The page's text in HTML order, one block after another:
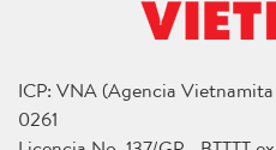
ICP: VNA (Agencia
0261